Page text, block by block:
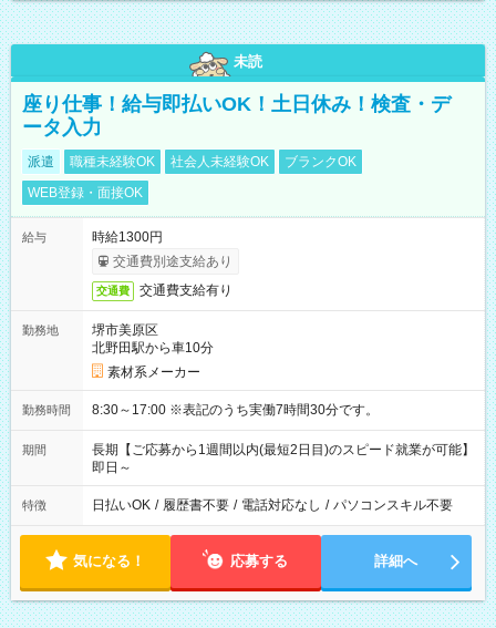
未読
座り仕事！給与即払いOK！土日休み！検査・デ
ータ入力
派遣 職種未経験OK 社会人未経験OK
ブランクOK
WEB登録・面接OK
給与
時給1300円
交通費別途支給あり
交通費 交通費支給有り
勤務地
堺市美原区
北野田駅から車10分
素材系メーカー
勤務時間 8:30～17:00 ※表記のうち実働7時間30分です。
期間
長期【ご応募から1週間以内(最短2日目)のスピード就業が可能】
即日～
特徴 日払いOK / 履歴書不要 / 電話対応なし / パソコンスキル不要
気になる！ 応募する 詳細へ